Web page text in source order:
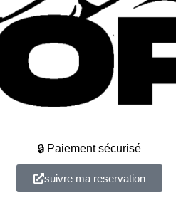
🔒 Paiement sécurisé
suivre ma reservation